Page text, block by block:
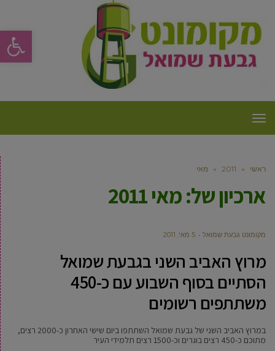
פתח
תפריט
ראשי »
2011
» מאי
ארכיון של:מאי 2011
מקומונט גבעת שמואל 5 מאי, 2011
מרוץ האביב השני בגבעת שמואל
הסתיים בסוף השבוע עם כ-450
משתתפים רשומים
במרוץ האביב השני של גבעת שמואל השתתפו ביום שישי האחרון כ-2000 רצים,
מתוכם כ-450 רצים בוגרים וכ-1500 רצים תלמידי העיר